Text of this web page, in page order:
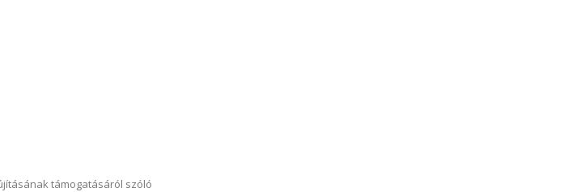
támogatásáról szóló